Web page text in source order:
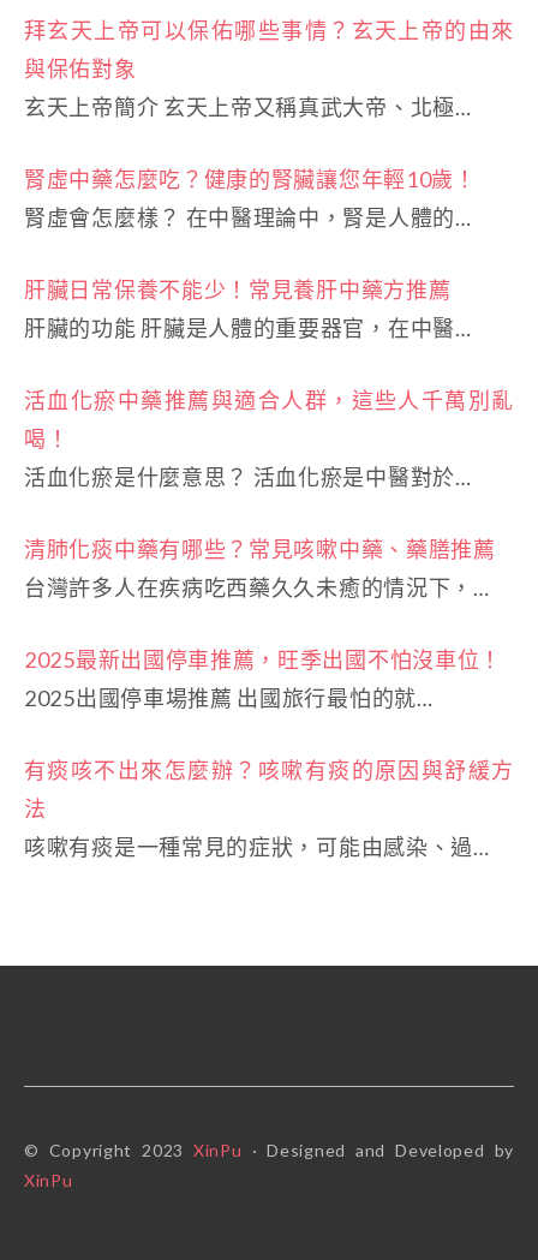
拜玄天上帝可以保佑哪些事情？玄天上帝的由來
與保佑對象
玄天上帝簡介 玄天上帝又稱真武大帝、北極…
腎虛中藥怎麼吃？健康的腎臟讓您年輕10歲！
腎虛會怎麼樣？ 在中醫理論中，腎是人體的…
肝臟日常保養不能少！常見養肝中藥方推薦
肝臟的功能 肝臟是人體的重要器官，在中醫…
活血化瘀中藥推薦與適合人群，這些人千萬別亂
喝！
活血化瘀是什麼意思？ 活血化瘀是中醫對於…
清肺化痰中藥有哪些？常見咳嗽中藥、藥膳推薦
台灣許多人在疾病吃西藥久久未癒的情況下，…
2025最新出國停車推薦，旺季出國不怕沒車位！
2025出國停車場推薦 出國旅行最怕的就…
有痰咳不出來怎麼辦？咳嗽有痰的原因與舒緩方
法
咳嗽有痰是一種常見的症狀，可能由感染、過…
© Copyright 2023XinPu · Designed and Developed by
XinPu